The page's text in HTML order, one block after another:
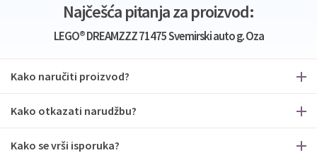
Najčešća pitanja za proizvod:
LEGO® DREAMZZZ 71475 Svemirski auto g. Oza
Kako naručiti proizvod?
Kako otkazati narudžbu?
Kako se vrši isporuka?